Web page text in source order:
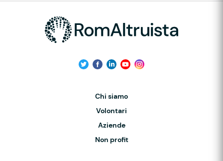
Chi siamo
Volontari
Aziende
Non profit